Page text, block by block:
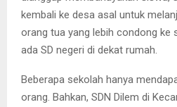
kembali ke desa asal untuk
orang tua yang lebih condong ke
ada SD negeri di dekat rumah.
Beberapa sekolah hanya
orang. Bahkan, SDN Dilem di